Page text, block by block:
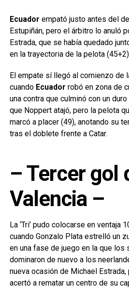
Ecuador empató justo antes del
Estupiñán, pero el árbitro lo anuló
Estrada, que se había quedado
en la trayectoria de la pelota
El empate sí llegó al comienzo de
cuando Ecuador robó en zona de
una contra que culminó con un
que Noppert atajó, pero la pelota
marcó a placer (49), anotando su
tras el doblete frente a Catar.
– Tercer gol
Valencia –
La ‘Tri’ pudo colocarse en ventaja
cuando Gonzalo Plata estrelló un
en una fase de juego en la que los
dominaron de nuevo a los
nueva ocasión de Michael
acertó a rematar un centro de su